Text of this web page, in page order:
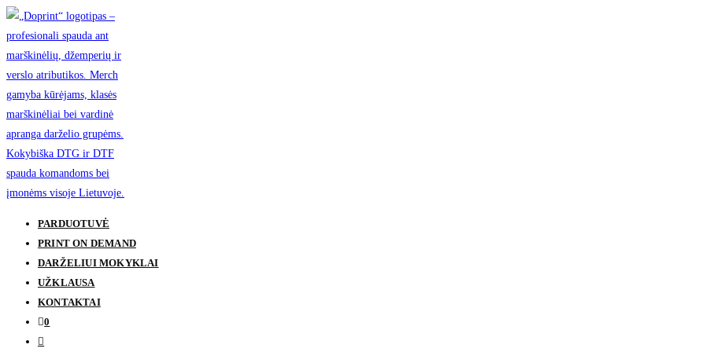
Skip
to
content
PARDUOTUVĖ
PRINT ON DEMAND
DARŽELIUI MOKYKLAI
UŽKLAUSA
KONTAKTAI
0
Toggle